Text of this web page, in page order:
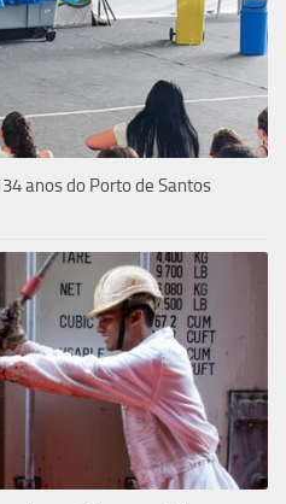
anos do Porto de Santos